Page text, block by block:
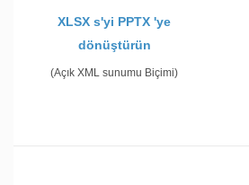
XLSX s'yi PPTX 'ye
dönüştürün
(Açık XML sunumu Biçimi)